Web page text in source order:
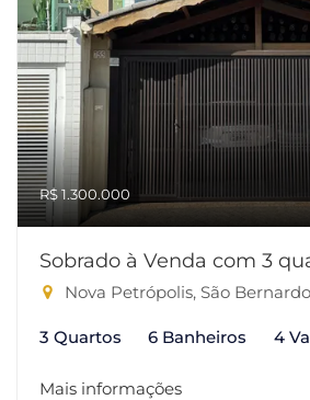
R$ 1.300.000
Sobrado à Venda com 3
Nova Petrópolis, São
3 Quartos 6 Banheiros 4
Mais informações